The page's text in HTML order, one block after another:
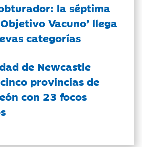
la séptima
Vacuno’ llega
categorías
de Newcastle
provincias de
con 23 focos